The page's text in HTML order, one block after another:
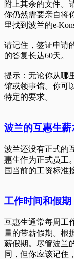
附上其余的文件。
你仍然需要亲自将
里找到波兰的e-
请记住，签证申请
的答复长达60天。
提示：无论你从哪
馆或领事馆。你可
特定的要求。
波兰的互惠生薪
波兰还没有正式的
惠生作为正式员工
国当前的工资标准
工作时间和假期
互惠生通常每周工
量的带薪假期。根
薪假期。尽管波兰
同，但你应该记住